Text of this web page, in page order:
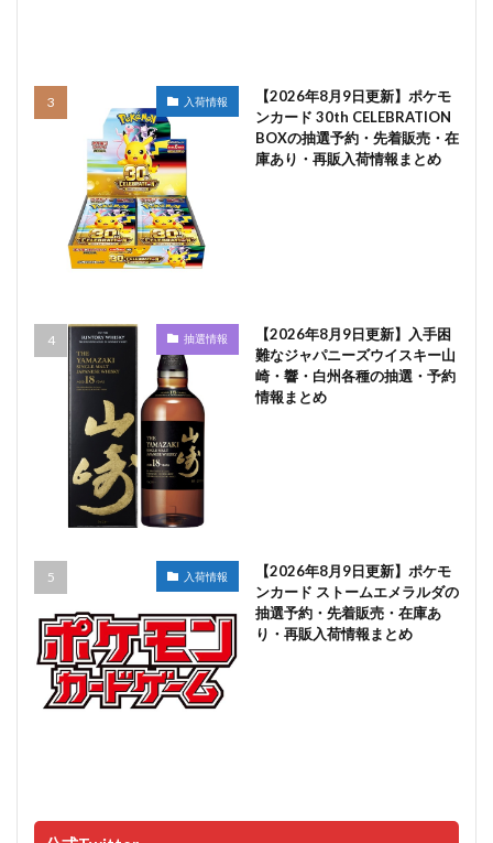
入荷情報
【2026年8月9日更新】ポケモ
ンカード 30th CELEBRATION
BOXの抽選予約・先着販売・在
庫あり・再販入荷情報まとめ
抽選情報
【2026年8月9日更新】入手困
難なジャパニーズウイスキー山
崎・響・白州各種の抽選・予約
情報まとめ
入荷情報
【2026年8月9日更新】ポケモ
ンカード ストームエメラルダの
抽選予約・先着販売・在庫あ
り・再販入荷情報まとめ